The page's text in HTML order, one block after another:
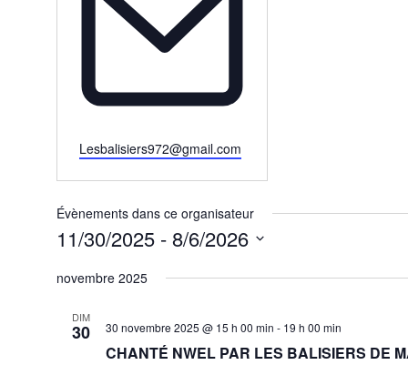
Email
Lesbalisiers972@gmail.com
Évènements dans ce organisateur
11/30/2025 - 8/6/2026
une
novembre 2025
DIM
30
CHANTÉ NWEL PAR LES BALISIERS DE
30 novembre 2025 @ 15 h 00 min - 19 h 00 min